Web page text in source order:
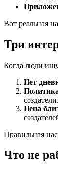
Вот реальная
Три
Когда люди
Нет
создатели.
Цена
Правильная
Что не